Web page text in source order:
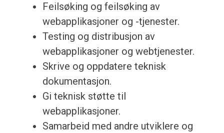
Feilsøking og feilsøking av
webapplikasjoner og -tjenester.
Testing og distribusjon av
webapplikasjoner og webtjenester.
Skrive og oppdatere teknisk
dokumentasjon.
Gi teknisk støtte til
webapplikasjoner.
Samarbeid med andre utviklere og